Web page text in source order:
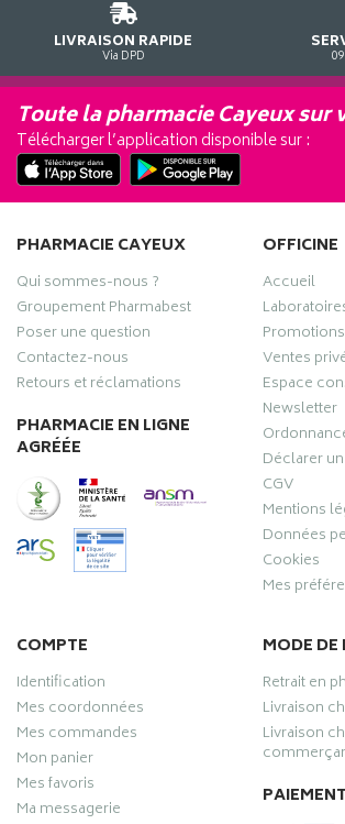
LIVRAISON RAPIDE
Via DPD
Toute la pharmacie Cayeux sur
Télécharger l’application disponible sur :
PHARMACIE CAYEUX
Qui sommes-nous ?
Groupement Pharmabest
Poser une question
Contactez-nous
Retours et réclamations
PHARMACIE EN LIGNE
AGRÉÉE
OFFICINE
Accueil
Promotions
Ventes
Espace
Newsletter
Déclarer
CGV
Mentions
Données
Cookies
Mes
COMPTE
Identification
Mes coordonnées
Mes commandes
Mon panier
Mes favoris
Ma messagerie
MODE
Retrait en
Livraison
Livraison